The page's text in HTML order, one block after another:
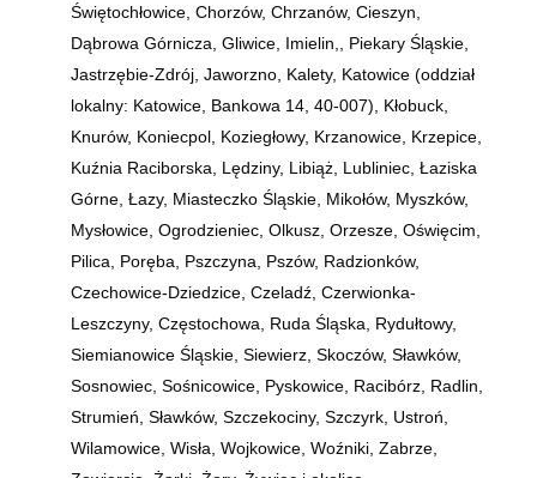
Świętochłowice, Chorzów, Chrzanów, Cieszyn,
Dąbrowa Górnicza, Gliwice, Imielin,, Piekary Śląskie,
Jastrzębie-Zdrój, Jaworzno, Kalety, Katowice (oddział
lokalny: Katowice, Bankowa 14, 40-007) , Kłobuck,
Knurów, Koniecpol, Koziegłowy, Krzanowice, Krzepice,
Kuźnia Raciborska, Lędziny, Libiąż, Lubliniec, Łaziska
Górne, Łazy, Miasteczko Śląskie, Mikołów, Myszków,
Mysłowice, Ogrodzieniec, Olkusz, Orzesze, Oświęcim,
Pilica, Poręba, Pszczyna, Pszów, Radzionków,
Czechowice-Dziedzice, Czeladź, Czerwionka-
Leszczyny, Częstochowa, Ruda Śląska, Rydułtowy,
Siemianowice Śląskie, Siewierz, Skoczów, Sławków,
Sosnowiec, Sośnicowice, Pyskowice, Racibórz, Radlin,
Strumień, Sławków, Szczekociny, Szczyrk, Ustroń,
Wilamowice, Wisła, Wojkowice, Woźniki, Zabrze,